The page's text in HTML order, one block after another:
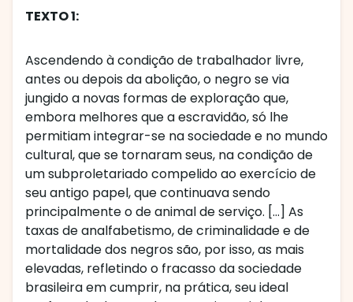
TEXTO 1:
Ascendendo à condição de trabalhador livre,
antes ou depois da abolição, o negro se via
jungido a novas formas de exploração que,
embora melhores que a escravidão, só lhe
permitiam integrar-se na sociedade e no mundo
cultural, que se tornaram seus, na condição de
um subproletariado compelido ao exercício de
seu antigo papel, que continuava sendo
principalmente o de animal de serviço. [...] As
taxas de analfabetismo, de criminalidade e de
mortalidade dos negros são, por isso, as mais
elevadas, refletindo o fracasso da sociedade
brasileira em cumprir, na prática, seu ideal